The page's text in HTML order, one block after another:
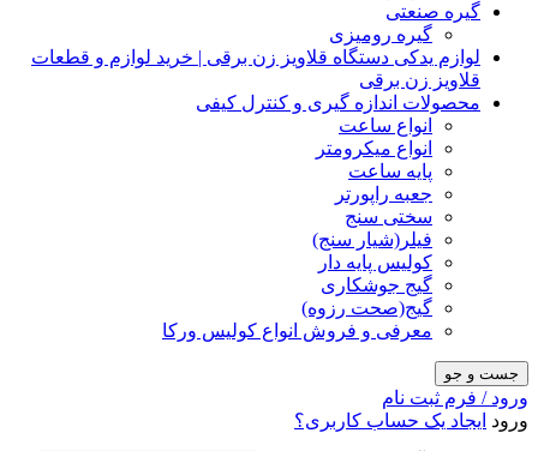
گیره صنعتی
گیره رومیزی
لوازم یدکی دستگاه قلاویز زن برقی | خرید لوازم و قطعات
قلاویز زن برقی
محصولات اندازه گیری و کنترل کیفی
انواع ساعت
انواع میکرومتر
پایه ساعت
جعبه راپورتر
سختی سنج
فیلر(شیار سنج)
کولیس پایه دار
گیج جوشکاری
گیج(صحت رزوه)
معرفی و فروش انواع کولیس ورکا
جست و جو
ورود / فرم ثبت نام
ورود ایجاد یک حساب کاربری؟